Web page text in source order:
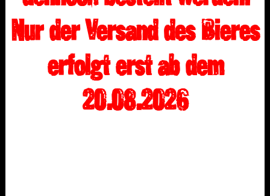
Nur der Versand des Bieres
erfolgt erst ab dem
20.08.2026